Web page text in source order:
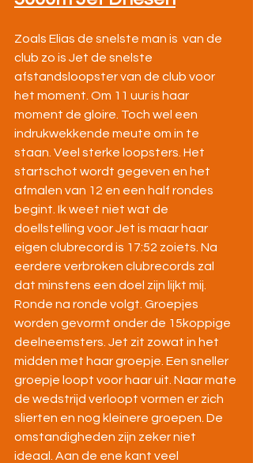
Zoals Elias de snelste man is  van de
club zo is Jet de snelste
afstandsloopster van de club voor
het moment. Om 11 uur is haar
moment de gloire. Toch wel een
indrukwekkende meute om in te
staan. Veel sterke loopsters. Het
startschot wordt gegeven en het
afmalen van 12 en een half rondes
begint. Ik weet niet wat de
doellstelling voor Jet is maar haar
eigen clubrecord is 17:52 zoiets. Na
eerdere verbroken clubrecords zal
dat minstens een doel zijn lijkt mij.
Ronde na ronde volgt. Groepjes
worden gevormt onder de 15koppige
deelneemsters. Jet zit zowat in het
midden met haar groepje. Een sneller
groepje loopt voor haar uit. Naar mate
de wedstrijd verloopt vormen er zich
slierten en nog kleinere groepen. De
omstandigheden zijn zeker niet
ideaal. Aan de ene kant veel